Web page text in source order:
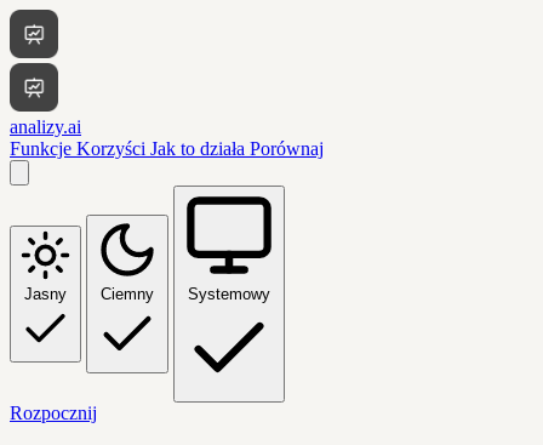
analizy.ai
Funkcje Korzyści Jak to działa Porównaj
Jasny Ciemny Systemowy
Rozpocznij